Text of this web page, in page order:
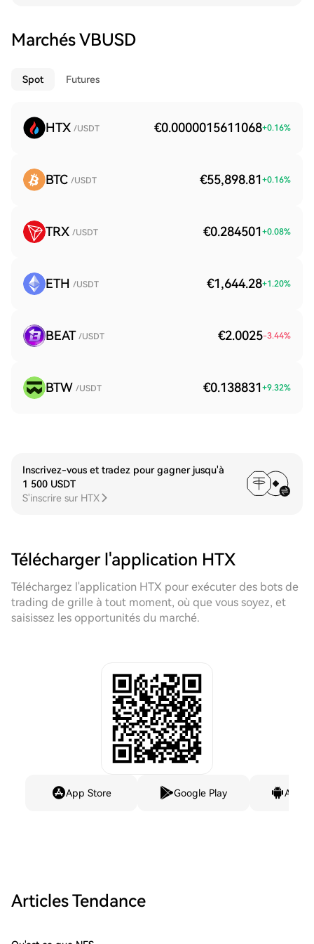
Marchés VBUSD
Spot Futures
HTX /USDT €0.0000015611068+0.16%
BTC /USDT €55,898.81 +0.16%
TRX /USDT €0.284501 +0.08%
ETH /USDT €1,644.28+1.20%
BEAT /USDT €2.0025-3.44%
BTW /USDT €0.138831 +9.32%
Inscrivez-vous et tradez pour gagner jusqu'à
1 500 USDT
S'inscrire sur HTX
Télécharger l'application HTX
Téléchargez l'application HTX pour exécuter des bots de
trading de grille à tout moment, où que vous soyez, et
saisissez les opportunités du marché.
App Store Google Play
Articles Tendance